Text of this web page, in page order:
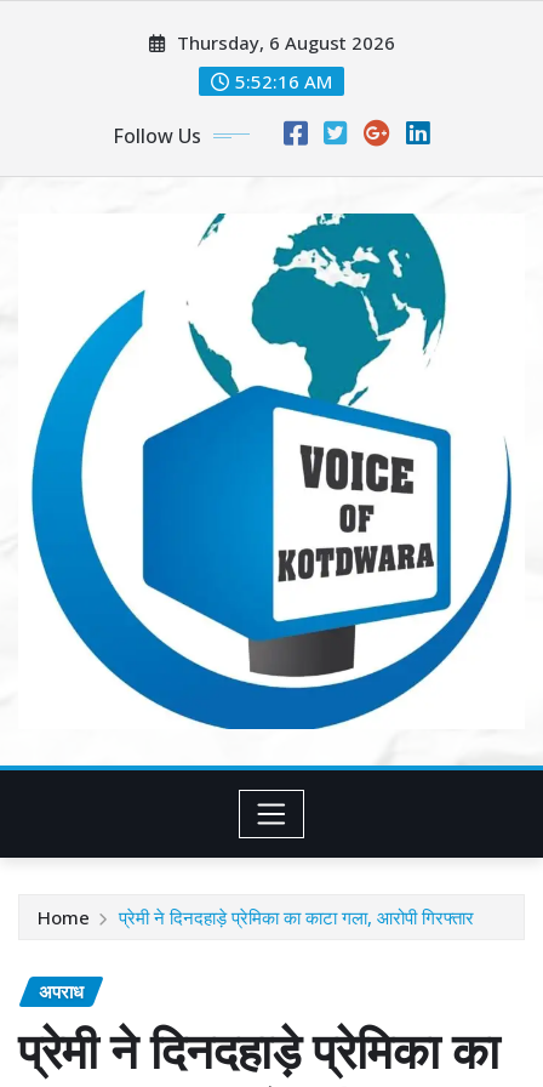
Thursday, 6 August 2026
5:52:18 AM
Follow Us
Home प्रेमी ने दिनदहाड़े प्रेमिका का काटा गला, आरोपी गिरफ्तार
अपराध
प्रेमी ने दिनदहाड़े प्रेमिका का